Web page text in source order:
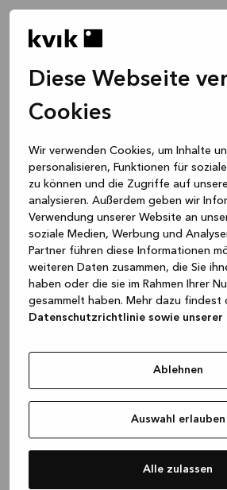
Diese Webseite
Cookies
Wir verwenden Cookies, um Inhalte
personalisieren, Funktionen für
zu können und die Zugriffe auf
analysieren. Außerdem geben wir
Verwendung unserer Website an
soziale Medien, Werbung und
Partner führen diese Informationen
weiteren Daten zusammen, die Sie
haben oder die sie im Rahmen Ihrer
gesammelt haben. Mehr dazu findest
Datenschutzrichtlinie sowie unserer
Ablehnen
Auswahl erlauben
Alle zulassen
loadingwww.kvik.de (see the
information)